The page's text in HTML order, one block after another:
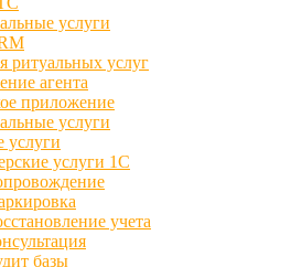
услуги
ритуальных услуг
агента
приложение
услуги
услуги
услуги 1С
учета
базы